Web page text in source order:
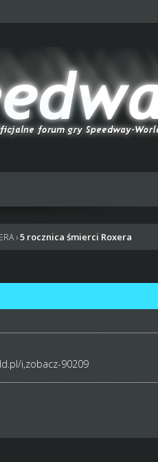
›5 rocznica śmierci Roxera
i,zobacz-90209